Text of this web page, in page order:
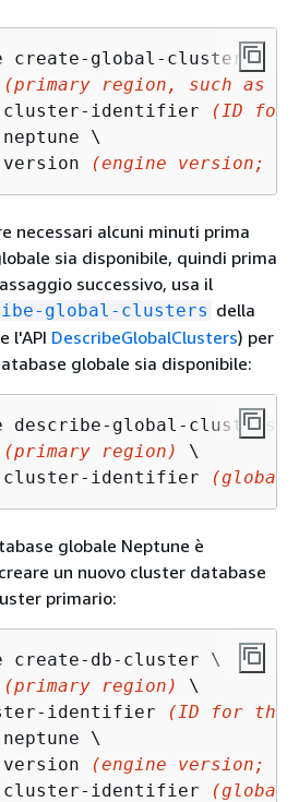
create-global-cluster
(primary region, such as
identifier
(ID for
\
(engine version;
necessari alcuni minuti prima
sia disponibile, quindi prima
successivo, usa il
global-clusters della
l'API DescribeGlobalClusters) per
globale sia disponibile:
describe-global-clusters \
(primary region)
\
identifier
(global
globale Neptune è
un nuovo cluster database
primario:
create-db-cluster \
(primary region)
\
identifier
(ID for the
\
(engine version;
identifier
(global